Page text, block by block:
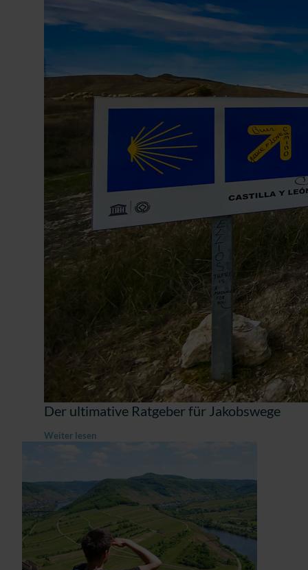
Der ultimative Ratgeber für Jakobswege
Weiter lesen